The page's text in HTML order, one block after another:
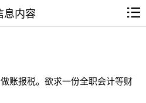
息内容
账报税。欲求一份全职会计等财